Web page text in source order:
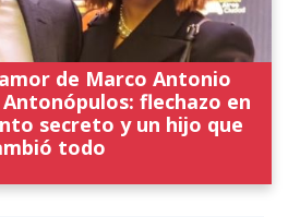
de Marco Antonio
flechazo en
secreto y un hijo que
todo